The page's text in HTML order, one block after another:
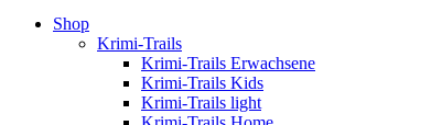
Shop
Krimi-Trails
Krimi-Trails Erwachsene
Krimi-Trails Kids
Krimi-Trails light